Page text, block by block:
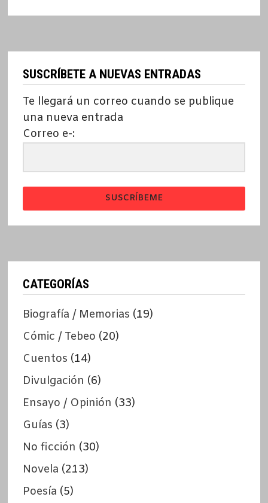
SUSCRÍBETE A NUEVAS ENTRADAS
Te llegará un correo cuando se publique
una nueva entrada
Correo e-:
SUSCRÍBEME
CATEGORÍAS
Biografía / Memorias (19)
Cómic / Tebeo (20)
Cuentos (14)
Divulgación (6)
Ensayo / Opinión (33)
Guías (3)
No ficción (30)
Novela (213)
Poesía (5)